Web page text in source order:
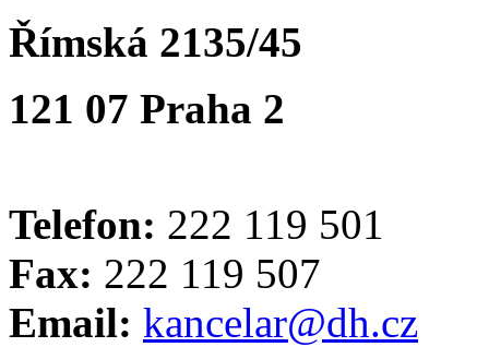
Římská 2135/45
121 07 Praha 2
Telefon: 222 119 501
Fax: 222 119 507
Email: kancelar@dh.cz